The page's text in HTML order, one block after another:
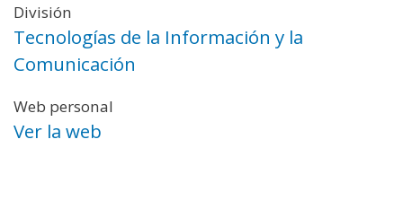
División
Tecnologías de la Información y la
Comunicación
Web personal
Ver la web